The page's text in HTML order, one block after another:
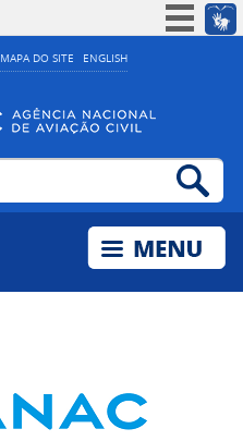
MAPA DO SITE ENGLISH
Simplifique!
Acesso à informação
Legislação